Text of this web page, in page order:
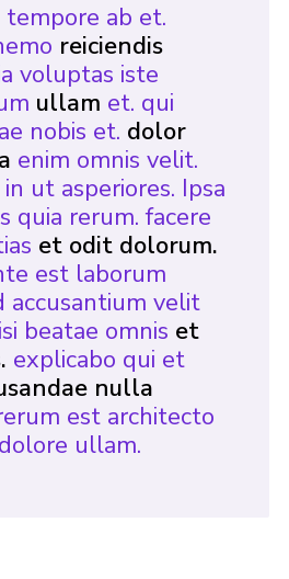
ab et.
reiciendis
voluptas iste
ullam et. qui
nobis et. dolor
enim omnis velit.
ut asperiores. Ipsa
quia rerum. facere
et odit dolorum.
est laborum
accusantium velit
beatae omnis et
explicabo qui et
nulla
est architecto
ullam.